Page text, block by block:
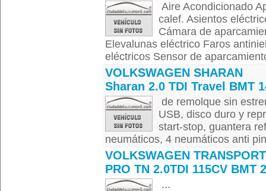
Aire Acondicionado
calef. Asientos
Cámara de
Elevalunas eléctrico Faros
eléctricos Sensor de
VOLKSWAGEN SHARAN
Sharan 2.0 TDI Travel BMT
de remolque sin
USB, disco duro y
start-stop, guantera
neumáticos, 4 neumáticos anti
VOLKSWAGEN
PRO TN 2.0TDI 115CV BMT
...